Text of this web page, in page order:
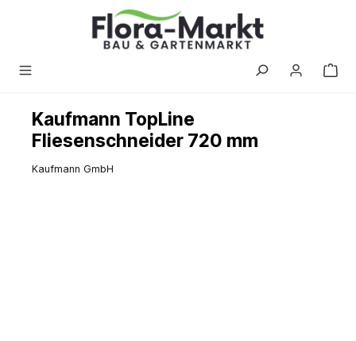
Kaufmann TopLine
Fliesenschneider 720 mm
Kaufmann GmbH